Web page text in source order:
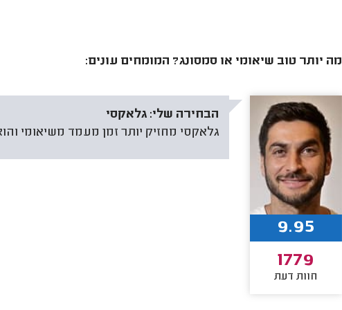
מה יותר טוב שיאומי או סמסונג? המומחים עונים:
הבחירה שלי:גלאקסי
גלאקסי מחזיק יותר זמן מעמד משיאומי
9.95
1779
חוות דעת